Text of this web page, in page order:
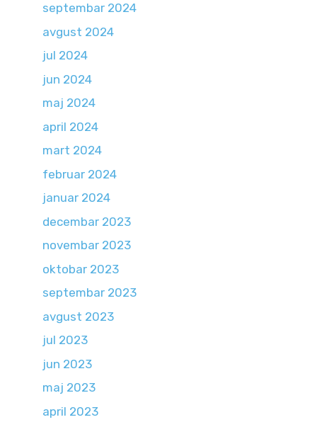
septembar 2024
avgust 2024
jul 2024
jun 2024
maj 2024
april 2024
mart 2024
februar 2024
januar 2024
decembar 2023
novembar 2023
oktobar 2023
septembar 2023
avgust 2023
jul 2023
jun 2023
maj 2023
april 2023